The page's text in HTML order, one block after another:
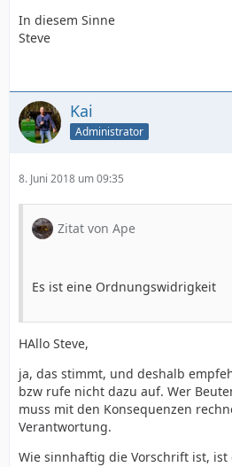
In diesem Sinne
Steve
Kai
Administrator
8. Juni 2018 um 09:35
Zitat von Ape
Es ist eine Ordnungswidrigkeit
HAllo Steve,
ja, das stimmt, und deshalb
bzw rufe nicht dazu auf. Wer
muss mit den Konsequenzen
Verantwortung.
Wie sinnhaftig die Vorschrift ist, ist